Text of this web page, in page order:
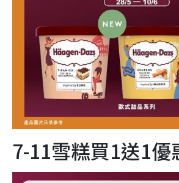
7-11雪糕買1送1優